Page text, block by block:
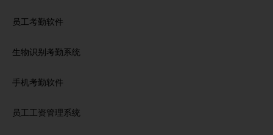
员工考勤软件
生物识别考勤系统
手机考勤软件
员工工资管理系统